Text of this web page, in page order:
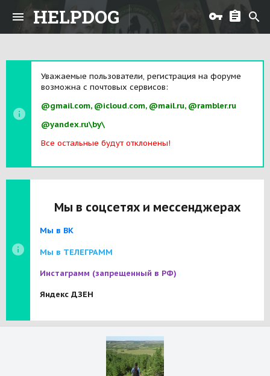
HELPDOG
Уважаемые пользователи, регистрация на форуме
возможна с почтовых сервисов:
@gmail.com, @icloud.com, @mail.ru, @rambler.ru
@yandex.ru\by\
Все остальные будут отклонены!
Мы в соцсетях и мессенджерах
Мы в ВК
Мы в ТЕЛЕГРАММ
Инстаграмм (запрещенный в РФ)
Яндекс ДЗЕН